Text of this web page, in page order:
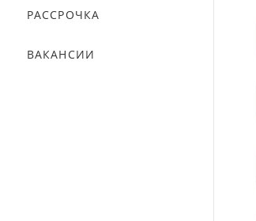
РАССРОЧКА
ВАКАНСИИ